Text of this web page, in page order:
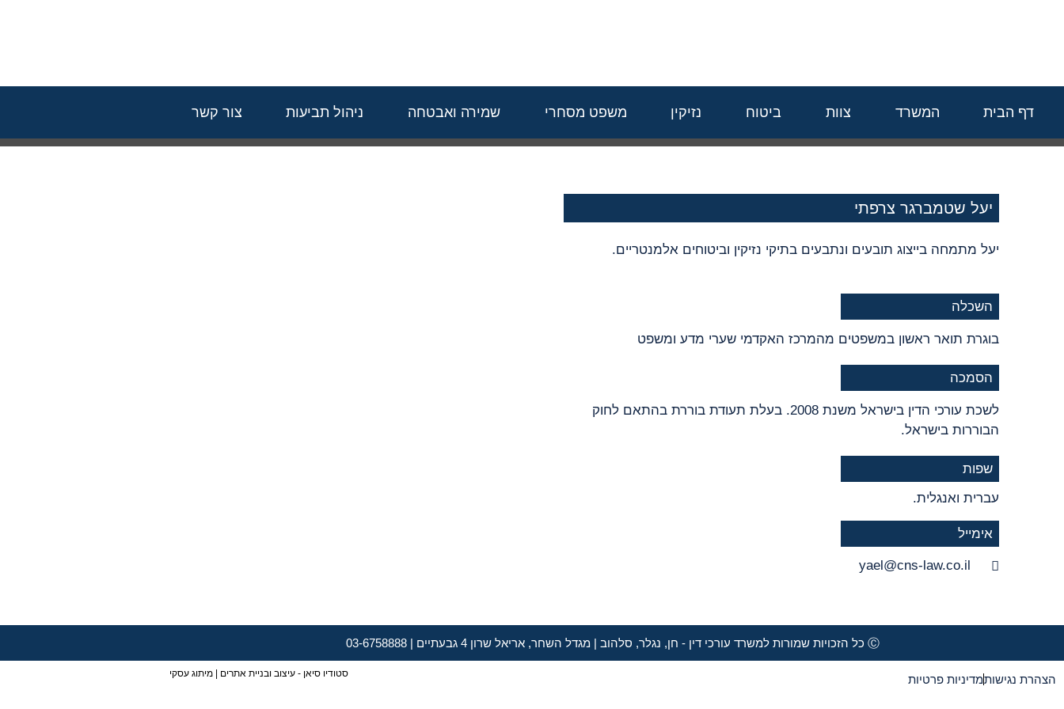
דף הבית המשרד צוות ביטוח נזיקין משפט מסחרי שמירה ואבטחה ניהול תביעות צור קשר
יעל שטמברגר צרפתי
יעל מתמחה בייצוג תובעים ונתבעים בתיקי נזיקין וביטוחים אלמנטריים.
השכלה
בוגרת תואר ראשון במשפטים מהמרכז האקדמי שערי מדע ומשפט
הסמכה
לשכת עורכי הדין בישראל משנת 2008. בעלת תעודת בוררת בהתאם לחוק
הבוררות בישראל.
שפות
עברית ואנגלית.
אימייל
yael@cns-law.co.il
Ⓒ כל הזכויות שמורות למשרד עורכי דין - חן, נגלר, סלהוב | מגדל השחר, אריאל שרון 4 גבעתיים | 03-6758888
הצהרת נגישותמדיניות פרטיות סטודיו סיאן - עיצוב ובניית אתרים | מיתוג עסקי